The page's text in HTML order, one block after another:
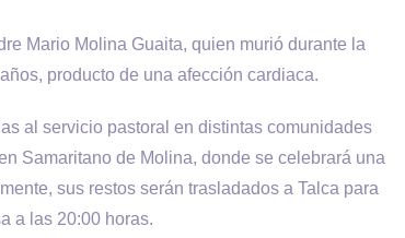
Mario Molina Guaita, quien murió durante la
producto de una afección cardiaca.
al servicio pastoral en distintas comunidades
Samaritano de Molina, donde se celebrará una
sus restos serán trasladados a Talca para
a las 20:00 horas.